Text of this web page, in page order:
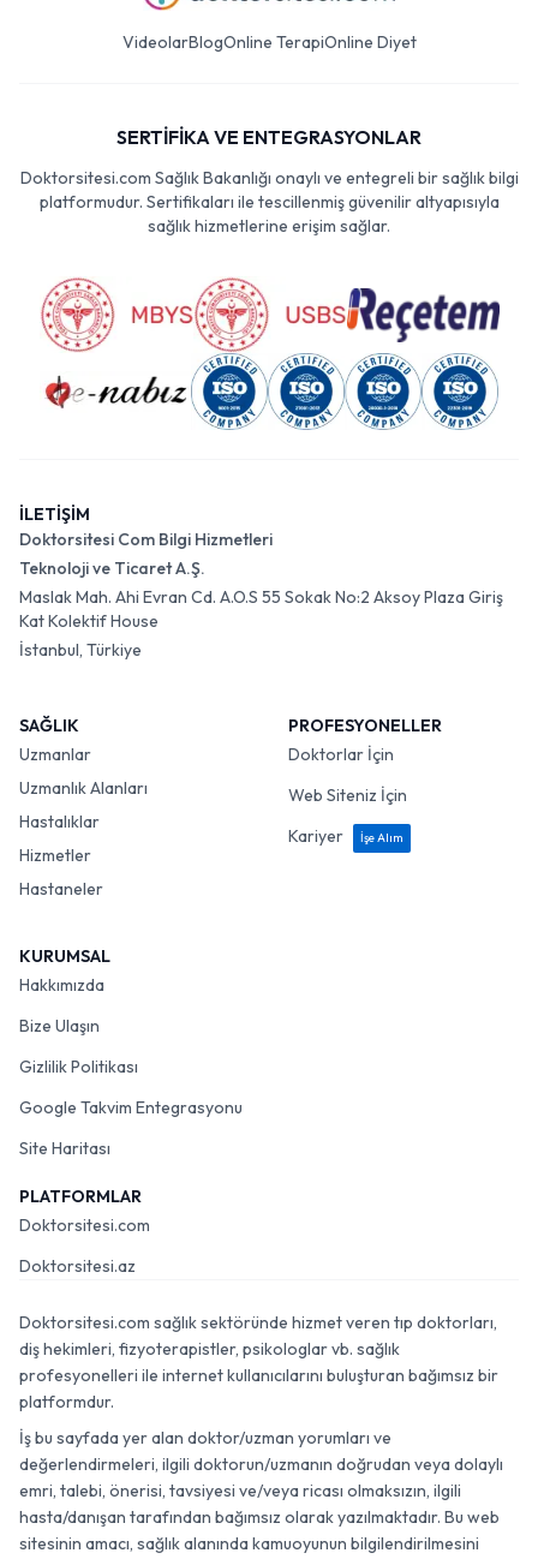
VideolarBlogOnline TerapiOnline Diyet
SERTİFİKA VE ENTEGRASYONLAR
Doktorsitesi.com Sağlık Bakanlığı onaylı ve entegreli bir sağlık bilgi
platformudur. Sertifikaları ile tescillenmiş güvenilir altyapısıyla
sağlık hizmetlerine erişim sağlar.
İLETİŞİM
Doktorsitesi Com Bilgi Hizmetleri
Teknoloji ve Ticaret A.Ş.
Maslak Mah. Ahi Evran Cd. A.O.S 55 Sokak No:2 Aksoy Plaza Giriş
Kat Kolektif House
İstanbul, Türkiye
SAĞLIK
Uzmanlar
Uzmanlık Alanları
Hastalıklar
Hizmetler
Hastaneler
PROFESYONELLER
Doktorlar İçin
Web Siteniz İçin
Kariyer
İşe Alım
KURUMSAL
Hakkımızda
Bize Ulaşın
Gizlilik Politikası
Google Takvim Entegrasyonu
Site Haritası
PLATFORMLAR
Doktorsitesi.com
Doktorsitesi.az
Doktorsitesi.com sağlık sektöründe hizmet veren tıp doktorları,
diş hekimleri, fizyoterapistler, psikologlar vb. sağlık
profesyonelleri ile internet kullanıcılarını buluşturan bağımsız bir
platformdur.
İş bu sayfada yer alan doktor/uzman yorumları ve
değerlendirmeleri, ilgili doktorun/uzmanın doğrudan veya dolaylı
emri, talebi, önerisi, tavsiyesi ve/veya ricası olmaksızın, ilgili
hasta/danışan tarafından bağımsız olarak yazılmaktadır. Bu web
sitesinin amacı, sağlık alanında kamuoyunun bilgilendirilmesini